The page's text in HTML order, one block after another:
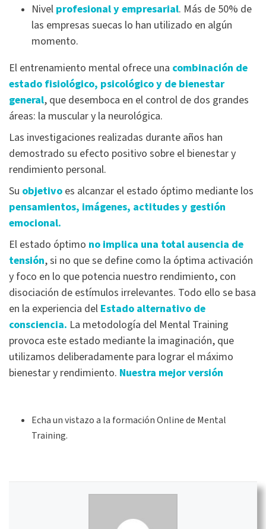
Nivel profesional y empresarial. Más de 50% de
las empresas suecas lo han utilizado en algún
momento.
El entrenamiento mental ofrece una combinación de
estado fisiológico, psicológico y de bienestar
general, que desemboca en el control de dos grandes
áreas: la muscular y la neurológica.
Las investigaciones realizadas durante años han
demostrado su efecto positivo sobre el bienestar y
rendimiento personal.
Su objetivo es alcanzar el estado óptimo mediante los
pensamientos, imágenes, actitudes y gestión
emocional.
El estado óptimo no implica una total ausencia de
tensión, si no que se define como la óptima activación
y foco en lo que potencia nuestro rendimiento, con
disociación de estímulos irrelevantes. Todo ello se basa
en la experiencia del Estado alternativo de
consciencia. La metodología del Mental Training
provoca este estado mediante la imaginación, que
utilizamos deliberadamente para lograr el máximo
bienestar y rendimiento. Nuestra mejor versión
Echa un vistazo a la formación Online de Mental
Training.